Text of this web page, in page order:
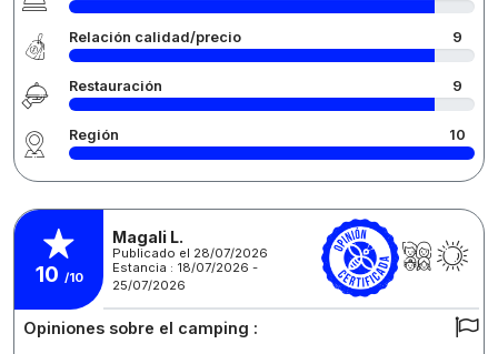
Relación calidad/precio 9
Restauración 9
Región 10
10 /10
Magali L.
Publicado el 28/07/2026
Estancia : 18/07/2026 -
25/07/2026
Opiniones sobre el camping :